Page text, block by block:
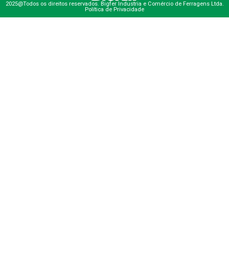
2025@Todos os direitos reservados. Bigfer Industria e Comércio de Ferragens Ltda.
Política de Privacidade